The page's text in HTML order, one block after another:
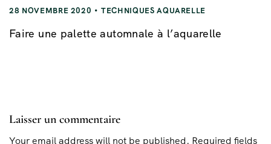
28 NOVEMBRE 2020 TECHNIQUES AQUARELLE
Faire une palette automnale à l’aquarelle
Laisser un commentaire
Your email address will not be published. Required fields